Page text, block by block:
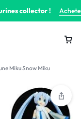
collector !
Miku Snow Miku